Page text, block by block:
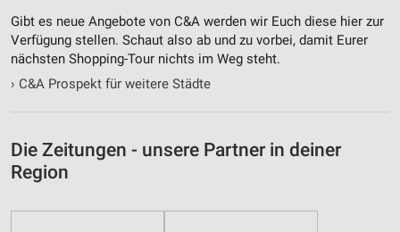
Gibt es neue Angebote von C&A werden wir Euch diese hier zur
Verfügung stellen. Schaut also ab und zu vorbei, damit Eurer
nächsten Shopping-Tour nichts im Weg steht.
› C&A Prospekt für weitere Städte
Die Zeitungen - unsere Partner in deiner
Region